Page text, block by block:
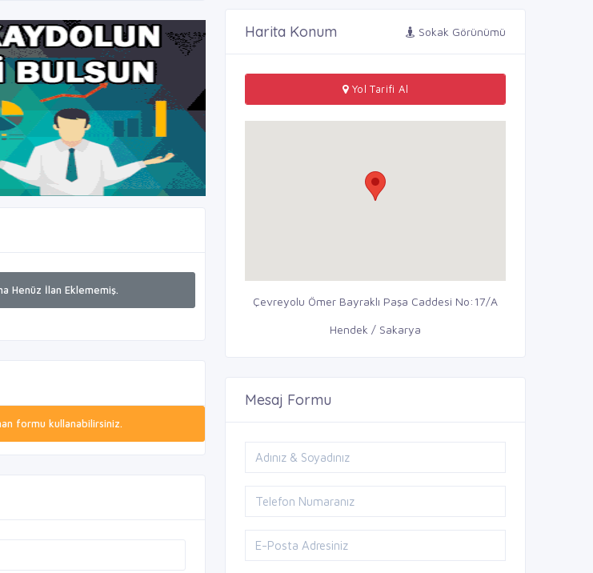
Henüz İlan Eklememiş.
formu kullanabilirsiniz.
Harita Konum Sokak Görünümü
Yol Tarifi Al
Çevreyolu Ömer Bayraklı Paşa Caddesi No:17/A
Hendek / Sakarya
Mesaj Formu